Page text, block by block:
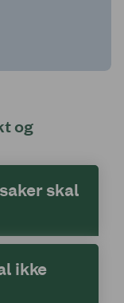
og
skal
ikke